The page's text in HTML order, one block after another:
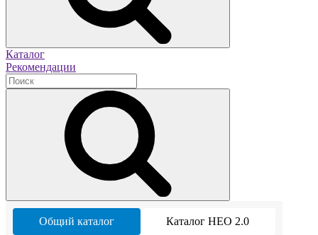
Каталог
Рекомендации
Общий каталог Каталог НЕО 2.0